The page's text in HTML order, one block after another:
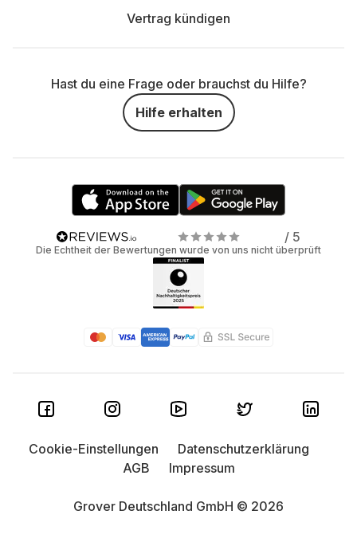
Vertrag kündigen
Hast du eine Frage oder brauchst du Hilfe?
Hilfe erhalten
/ 5
Die Echtheit der Bewertungen wurde von uns nicht überprüft
Grover Deutschland GmbH © 2026
Cookie-Einstellungen
Datenschutzerklärung
AGB
Impressum